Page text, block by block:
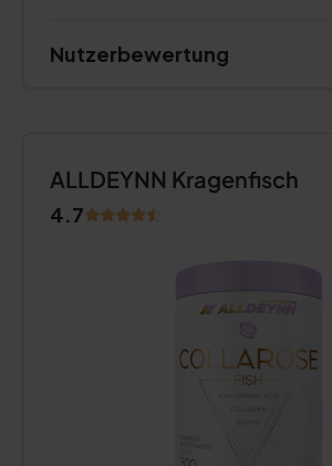
Nutzerbewertung
ALLDEYNN Kragenfisch
4.7